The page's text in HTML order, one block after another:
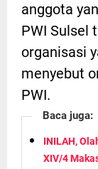
anggota
PWI Sulsel
organisasi
menyebut
PWI.
Baca juga:
INILAH,
XIV/4